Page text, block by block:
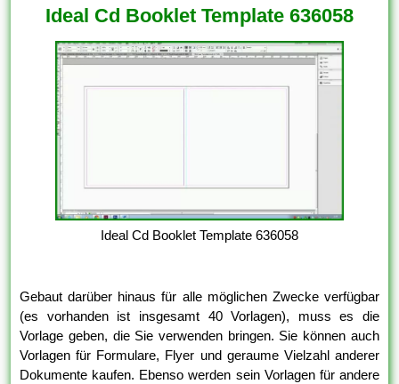
Ideal Cd Booklet Template 636058
Ideal Cd Booklet Template 636058
Gebaut darüber hinaus für alle möglichen Zwecke verfügbar
(es vorhanden ist insgesamt 40 Vorlagen), muss es die
Vorlage geben, die Sie verwenden bringen. Sie können auch
Vorlagen für Formulare, Flyer und geraume Vielzahl anderer
Dokumente kaufen. Ebenso werden sein Vorlagen für andere